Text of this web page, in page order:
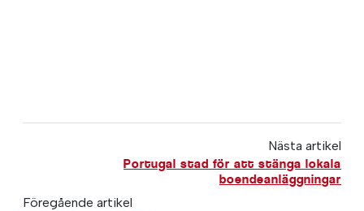
Nästa artikel
Portugal stad för att stänga lokala
boendeanläggningar
Föregående artikel